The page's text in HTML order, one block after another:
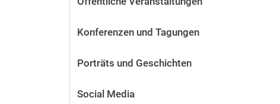
Stellenangebote
Alum­ni und Freunde
Kontakt und Standorte
Konferenzen und Tagungen
Porträts und Geschichten
Social Media